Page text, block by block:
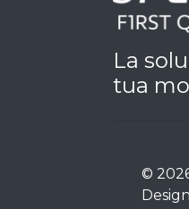
La
tua
©